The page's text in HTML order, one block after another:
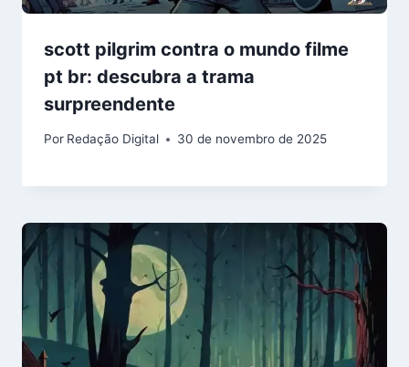
scott pilgrim contra o mundo filme
pt br: descubra a trama
surpreendente
Por Redação Digital 30 de novembro de 2025